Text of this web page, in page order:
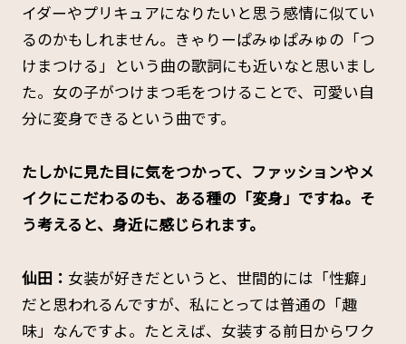
イダーやプリキュアになりたいと思う感情に似てい
るのかもしれません。きゃりーぱみゅぱみゅの「つ
けまつける」という曲の歌詞にも近いなと思いまし
た。女の子がつけまつ毛をつけることで、可愛い自
分に変身できるという曲です。
――たしかに見た目に気をつかって、ファッションやメ
イクにこだわるのも、ある種の「変身」ですね。そ
う考えると、身近に感じられます。
仙田： 女装が好きだというと、世間的には「性癖」
だと思われるんですが、私にとっては普通の「趣
味」なんですよ。たとえば、女装する前日からワク